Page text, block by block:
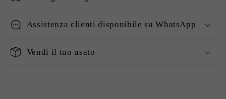
Assistenza clienti disponibile su WhatsApp
Vendi il tuo usato